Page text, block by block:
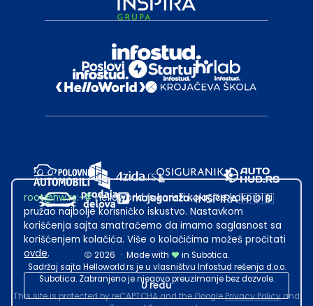
2026 · Made with
in Subotica.
Sadržaj sajta Helloworld.rs je u vlasništvu Infostud rešenja d.o.o.
Subotica. Zabranjeno je njegovo preuzimanje bez dozvole.
This site is protected by reCAPTCHA and the GooglePrivacy Policyand
root@hw.rs:~#Helloworld.rs koristi kolačiće kako bi ti
pružao najbolje korisničko iskustvo. Nastavkom
korišćenja sajta smatraćemo da imamo saglasnost sa
korišćenjem kolačića. Više o kolačićima možeš pročitati
ovde.
U redu